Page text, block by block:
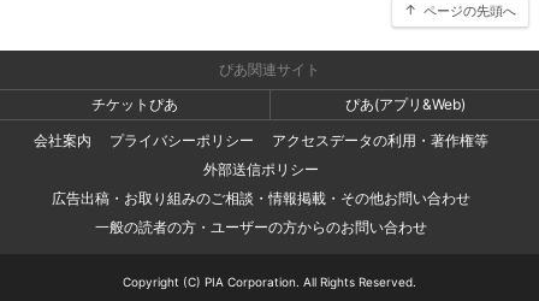
ページの先頭へ
ぴあ関連サイト
チケットぴあ
ぴあ(アプリ&Web)
会社案内
プライバシーポリシー
アクセスデータの利用・著作権等
外部送信ポリシー
広告出稿・お取り組みのご相談・情報掲載・その他お問い合わせ
一般の読者の方・ユーザーの方からのお問い合わせ
Copyright (C) PIA Corporation. All Rights Reserved.